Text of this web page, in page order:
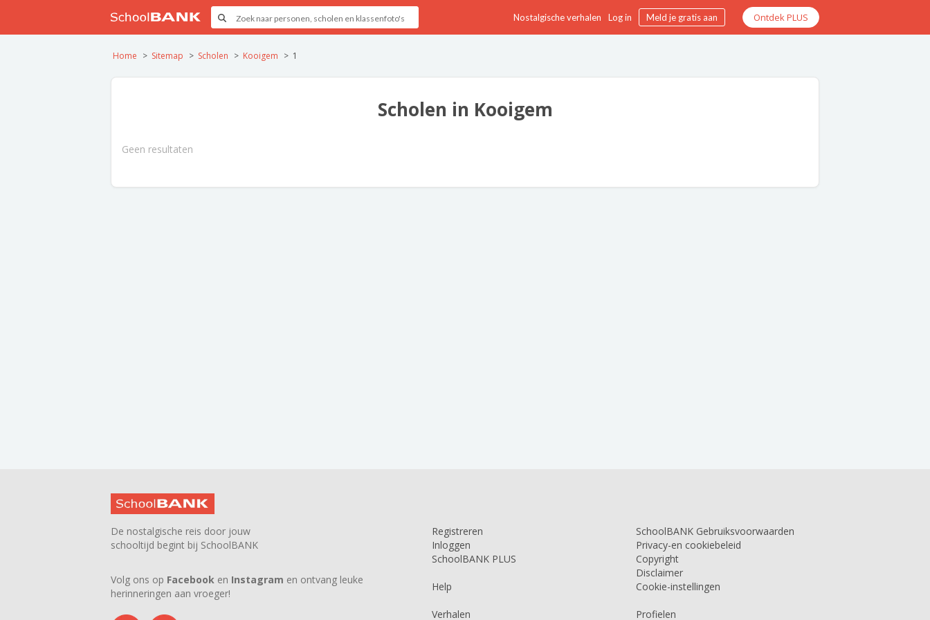
Nostalgische verhalen Log in Meld je gratis aan Ontdek PLUS
Home Sitemap Scholen Kooigem 1
Scholen in Kooigem
Geen resultaten
De nostalgische reis door jouw
schooltijd begint bij SchoolBANK
Volg ons op Facebook en Instagram en ontvang leuke
herinneringen aan vroeger!
Registreren
Inloggen
SchoolBANK PLUS
Help
Verhalen
SchoolBANK Gebruiksvoorwaarden
Privacy-en cookiebeleid
Copyright
Disclaimer
Cookie-instellingen
Profielen